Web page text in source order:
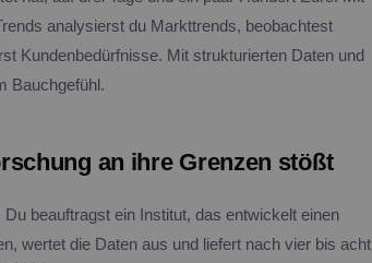
analysierst du Markttrends, beobachtest
Kundenbedürfnisse. Mit strukturierten Daten und
Bauchgefühl.
an ihre Grenzen stößt
beauftragst ein Institut, das entwickelt einen
wertet die Daten aus und liefert nach vier bis acht